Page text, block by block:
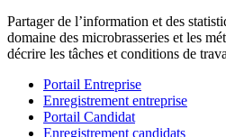
Partager de l’information et des
domaine des microbrasseries et les
décrire les tâches et conditions de
Portail Entreprise
Enregistrement entreprise
Portail Candidat
Enregistrement candidats